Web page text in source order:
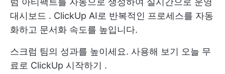
대시보드 . ClickUp AI로 반복적인 프로세스를 자동
화하고 문서화 속도를 높입니다.
스크럼 팀의 성과를 높이세요. 사용해 보기 오늘 무
료로 ClickUp 시작하기 .